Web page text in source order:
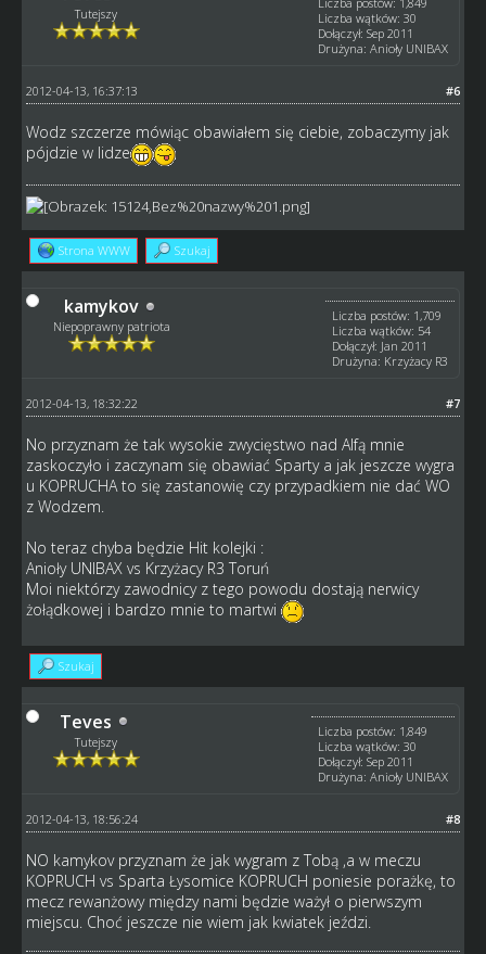
Tutejszy
Liczba wątków: 30
Dołączył: Sep 2011
Drużyna: Anioły UNIBAX
#6
2012-04-13, 16:37:13
Wodz szczerze mówiąc obawiałem się ciebie, zobaczymy jak
pójdzie w lidze
Strona WWW Szukaj
kamykov
Niepoprawny patriota
Liczba postów: 1,709
Liczba wątków: 54
Dołączył: Jan 2011
Drużyna: Krzyżacy R3
#7
2012-04-13, 18:32:22
No przyznam że tak wysokie zwycięstwo nad Alfą mnie
zaskoczyło i zaczynam się obawiać Sparty a jak jeszcze wygra
u KOPRUCHA to się zastanowię czy przypadkiem nie dać WO
z Wodzem.
No teraz chyba będzie Hit kolejki :
Anioły UNIBAX vs Krzyżacy R3 Toruń
Moi niektórzy zawodnicy z tego powodu dostają nerwicy
żołądkowej i bardzo mnie to martwi
Szukaj
Teves
Tutejszy
Liczba postów: 1,849
Liczba wątków: 30
Dołączył: Sep 2011
Drużyna: Anioły UNIBAX
#8
2012-04-13, 18:56:24
NO kamykov przyznam że jak wygram z Tobą ,a w meczu
KOPRUCH vs Sparta Łysomice KOPRUCH poniesie porażkę, to
mecz rewanżowy między nami będzie ważył o pierwszym
miejscu. Choć jeszcze nie wiem jak kwiatek jeździ.